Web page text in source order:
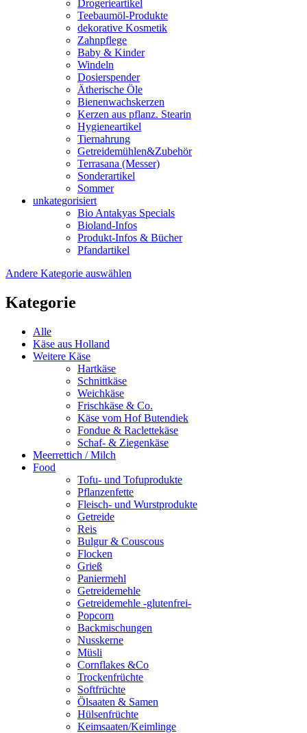
Drogerieartikel
Teebaumöl-Produkte
dekorative Kosmetik
Zahnpflege
Baby & Kinder
Windeln
Dosierspender
Ätherische Öle
Bienenwachskerzen
Kerzen aus pflanz. Stearin
Hygieneartikel
Tiernahrung
Getreidemühlen&Zubehör
Terrasana (Messer)
Sonderartikel
Sommer
unkategorisiert
Bio Antakyas Specials
Bioland-Infos
Produkt-Infos & Bücher
Pfandartikel
Andere Kategorie auswählen
Kategorie
Alle
Käse aus Holland
Weitere Käse
Hartkäse
Schnittkäse
Weichkäse
Frischkäse & Co.
Käse vom Hof Butendiek
Fondue & Raclettekäse
Schaf- & Ziegenkäse
Meerrettich / Milch
Food
Tofu- und Tofuprodukte
Pflanzenfette
Fleisch- und Wurstprodukte
Getreide
Reis
Bulgur & Couscous
Flocken
Grieß
Paniermehl
Getreidemehle
Getreidemehle -glutenfrei-
Popcorn
Backmischungen
Nusskerne
Müsli
Cornflakes &Co
Trockenfrüchte
Softfrüchte
Ölsaaten & Samen
Hülsenfrüchte
Keimsaaten/Keimlinge